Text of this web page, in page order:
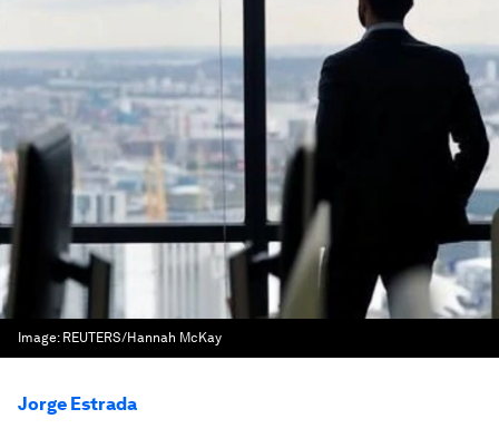
Image: REUTERS/Hannah McKay
Jorge Estrada